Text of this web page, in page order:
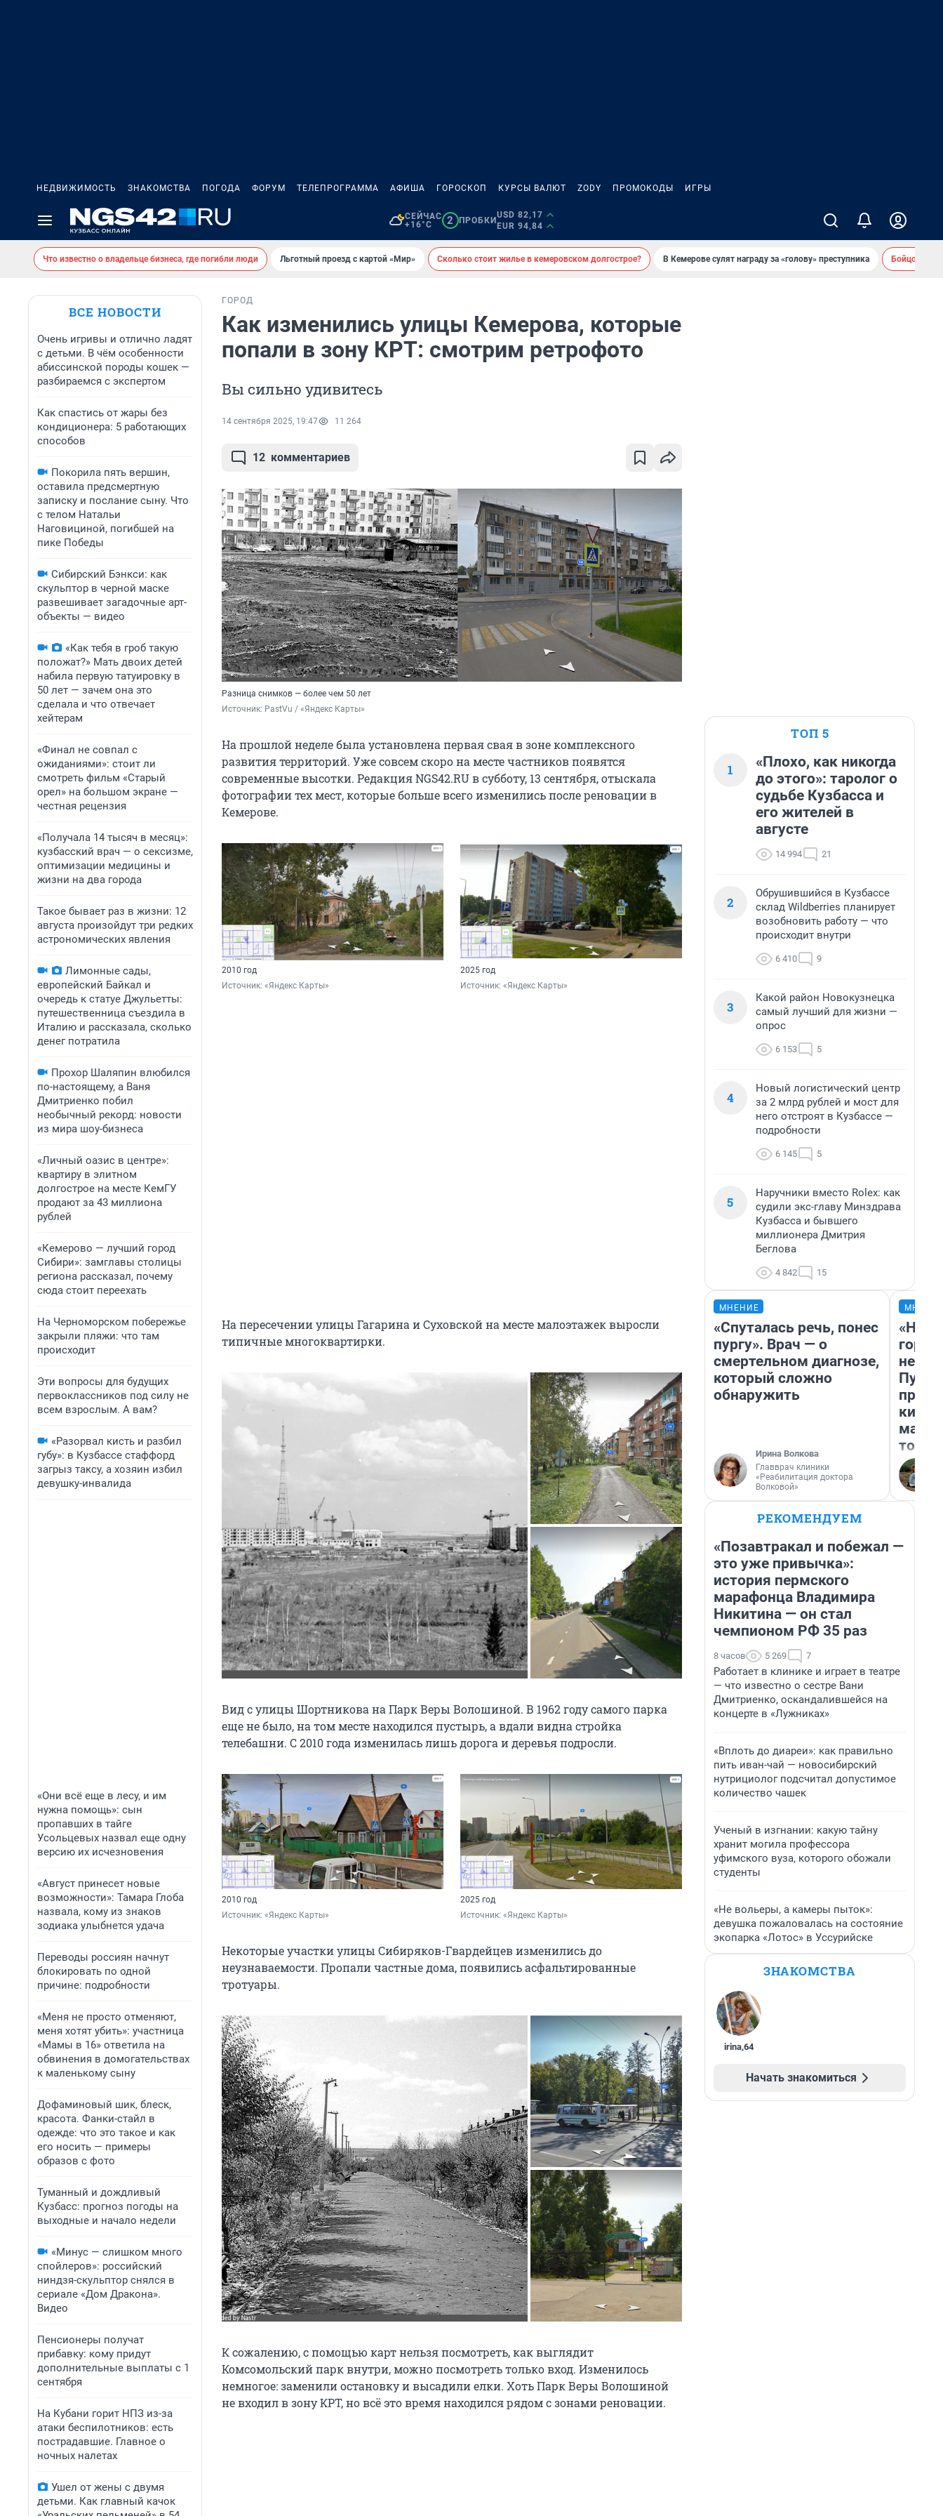
НЕДВИЖИМОСТЬ ЗНАКОМСТВА ПОГОДА ФОРУМ ТЕЛЕПРОГРАММА АФИША ГОРОСКОП КУРСЫ ВАЛЮТ ZODY ПРОМОКОДЫ ИГРЫ
СЕЙЧАС
+16°C
2 ПРОБКИ
USD 82,17
EUR 94,84
Что известно о владельце бизнеса, где погибли люди Льготный проезд с картой «Мир» Сколько стоит жилье в кемеровском долгострое? В Кемерове сулят награду за «голову» преступника Бойцовский
ВСЕ НОВОСТИ
Очень игривы и отлично ладят
с детьми. В чём особенности
абиссинской породы кошек —
разбираемся с экспертом
Как спастись от жары без
кондиционера: 5 работающих
способов
Покорила пять вершин,
оставила предсмертную
записку и послание сыну. Что
с телом Натальи
Наговициной, погибшей на
пике Победы
Сибирский Бэнкси: как
скульптор в черной маске
развешивает загадочные арт-
объекты — видео
«Как тебя в гроб такую
положат?» Мать двоих детей
набила первую татуировку в
50 лет — зачем она это
сделала и что отвечает
хейтерам
«Финал не совпал с
ожиданиями»: стоит ли
смотреть фильм «Старый
орел» на большом экране —
честная рецензия
«Получала 14 тысяч в месяц»:
кузбасский врач — о сексизме,
оптимизации медицины и
жизни на два города
Такое бывает раз в жизни: 12
августа произойдут три редких
астрономических явления
Лимонные сады,
европейский Байкал и
очередь к статуе Джульетты:
путешественница съездила в
Италию и рассказала, сколько
денег потратила
Прохор Шаляпин влюбился
по-настоящему, а Ваня
Дмитриенко побил
необычный рекорд: новости
из мира шоу-бизнеса
«Личный оазис в центре»:
квартиру в элитном
долгострое на месте КемГУ
продают за 43 миллиона
рублей
«Кемерово — лучший город
Сибири»: замглавы столицы
региона рассказал, почему
сюда стоит переехать
На Черноморском побережье
закрыли пляжи: что там
происходит
Эти вопросы для будущих
первоклассников под силу не
всем взрослым. А вам?
«Разорвал кисть и разбил
губу»: в Кузбассе стаффорд
загрыз таксу, а хозяин избил
девушку-инвалида
«Они всё еще в лесу, и им
нужна помощь»: сын
пропавших в тайге
Усольцевых назвал еще одну
версию их исчезновения
«Август принесет новые
возможности»: Тамара Глоба
назвала, кому из знаков
зодиака улыбнется удача
Переводы россиян начнут
блокировать по одной
причине: подробности
«Меня не просто отменяют,
меня хотят убить»: участница
«Мамы в 16» ответила на
обвинения в домогательствах
к маленькому сыну
Дофаминовый шик, блеск,
красота. Фанки-стайл в
одежде: что это такое и как
его носить — примеры
образов с фото
Туманный и дождливый
Кузбасс: прогноз погоды на
выходные и начало недели
«Минус — слишком много
спойлеров»: российский
ниндзя-скульптор снялся в
сериале «Дом Дракона».
Видео
Пенсионеры получат
прибавку: кому придут
дополнительные выплаты с 1
сентября
На Кубани горит НПЗ из-за
атаки беспилотников: есть
пострадавшие. Главное о
ночных налетах
Ушел от жены с двумя
детьми. Как главный качок
ГОРОД
Как изменились улицы Кемерова, которые
попали в зону КРТ: смотрим ретрофото
Вы сильно удивитесь
14 сентября 2025, 19:47 11 264
12 комментариев
Разница снимков — более чем 50 лет
Источник: PastVu / «Яндекс Карты»
На прошлой неделе была установлена первая свая в зоне комплексного
развития территорий. Уже совсем скоро на месте частников появятся
современные высотки. Редакция NGS42.RU в субботу, 13 сентября, отыскала
фотографии тех мест, которые больше всего изменились после реновации в
Кемерове.
2010 год
Источник: «Яндекс Карты»
2025 год
Источник: «Яндекс Карты»
На пересечении улицы Гагарина и Суховской на месте малоэтажек выросли
типичные многоквартирки.
Вид с улицы Шортникова на Парк Веры Волошиной. В 1962 году самого парка
еще не было, на том месте находился пустырь, а вдали видна стройка
телебашни. С 2010 года изменилась лишь дорога и деревья подросли.
2010 год
Источник: «Яндекс Карты»
2025 год
Источник: «Яндекс Карты»
Некоторые участки улицы Сибиряков-Гвардейцев изменились до
неузнаваемости. Пропали частные дома, появились асфальтированные
тротуары.
К сожалению, с помощью карт нельзя посмотреть, как выглядит
Комсомольский парк внутри, можно посмотреть только вход. Изменилось
немногое: заменили остановку и высадили елки. Хоть Парк Веры Волошиной
не входил в зону КРТ, но всё это время находился рядом с зонами реновации.
ТОП 5
1
«Плохо, как никогда
до этого»: таролог о
судьбе Кузбасса и
его жителей в
августе
14 994 21
2
Обрушившийся в Кузбассе
склад Wildberries планирует
возобновить работу — что
происходит внутри
6 410 9
3
Какой район Новокузнецка
самый лучший для жизни —
опрос
6 153 5
4
Новый логистический центр
за 2 млрд рублей и мост для
него отстроят в Кузбассе —
подробности
6 145 5
5
Наручники вместо Rolex: как
судили экс-главу Минздрава
Кузбасса и бывшего
миллионера Дмитрия
Беглова
4 842 15
МНЕНИЕ
«Спуталась речь, понес
пургу». Врач — о
смертельном диагнозе,
который сложно
обнаружить
Ирина Волкова
Главврач клиники
«Реабилитация доктора
Волковой»
«Нет
того
РЕКОМЕНДУЕМ
«Позавтракал и побежал —
это уже привычка»:
история пермского
марафонца Владимира
Никитина — он стал
чемпионом РФ 35 раз
8 часов 5 269 7
Работает в клинике и играет в театре
— что известно о сестре Вани
Дмитриенко, оскандалившейся на
концерте в «Лужниках»
«Вплоть до диареи»: как правильно
пить иван-чай — новосибирский
нутрициолог подсчитал допустимое
количество чашек
Ученый в изгнании: какую тайну
хранит могила профессора
уфимского вуза, которого обожали
студенты
«Не вольеры, а камеры пыток»:
девушка пожаловалась на состояние
экопарка «Лотос» в Уссурийске
ЗНАКОМСТВА
irina,64
Начать знакомиться